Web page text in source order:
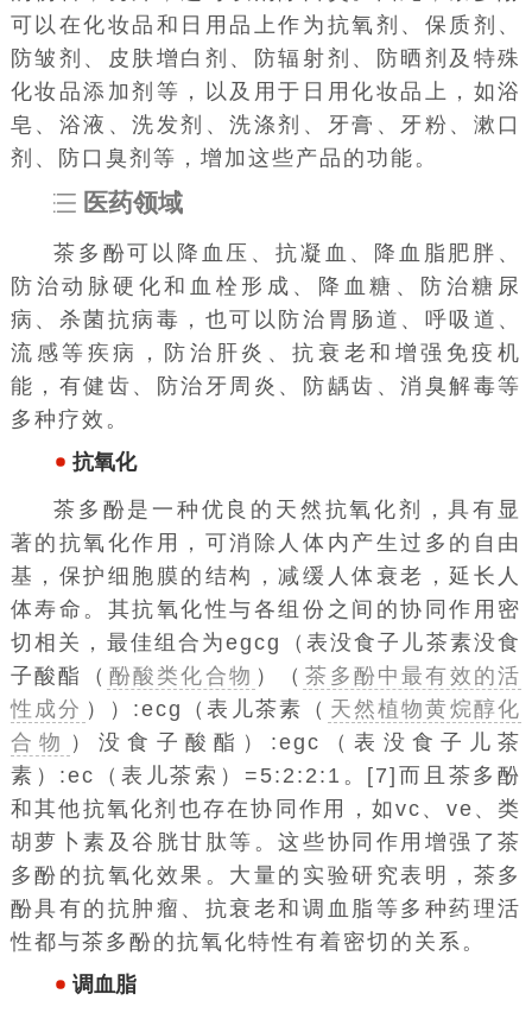
可以在化妆品和日用品上作为抗氧剂、保质剂、
防皱剂、皮肤增白剂、防辐射剂、防晒剂及特殊
化妆品添加剂等，以及用于日用化妆品上，如浴
皂、浴液、洗发剂、洗涤剂、牙膏、牙粉、漱口
剂、防口臭剂等，增加这些产品的功能。
医药领域
茶多酚可以降血压、抗凝血、降血脂肥胖、
防治动脉硬化和血栓形成、降血糖、防治糖尿
病、杀菌抗病毒，也可以防治胃肠道、呼吸道、
流感等疾病，防治肝炎、抗衰老和增强免疫机
能，有健齿、防治牙周炎、防龋齿、消臭解毒等
多种疗效。
抗氧化
茶多酚是一种优良的天然抗氧化剂，具有显
著的抗氧化作用，可消除人体内产生过多的自由
基，保护细胞膜的结构，减缓人体衰老，延长人
体寿命。其抗氧化性与各组份之间的协同作用密
切相关，最佳组合为egcg（表没食子儿茶素没食
子酸酯（ 酚酸类化合物 ）（ 茶多酚中最有效的活
性成分 ））:ecg（表儿茶素（ 天然植物黄烷醇化
合物 ）没食子酸酯）:egc（表没食子儿茶
素）:ec（表儿茶索）=5:2:2:1。[7]而且茶多酚
和其他抗氧化剂也存在协同作用，如vc、ve、类
胡萝卜素及谷胱甘肽等。这些协同作用增强了茶
多酚的抗氧化效果。大量的实验研究表明，茶多
酚具有的抗肿瘤、抗衰老和调血脂等多种药理活
性都与茶多酚的抗氧化特性有着密切的关系。
调血脂